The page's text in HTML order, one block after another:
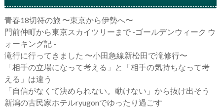
青春18切符の旅 〜東京から伊勢へ〜
門前仲町から東京スカイツリーまで -ゴールデンウィーク ウ
ォーキング記 -
滝行に行ってきました 〜小田急線新松田で滝修行〜
「相手の立場になって考える」と「相手の気持ちなって考
える」は違う
「自信がなくて決められない。動けない」から抜け出そう
新潟の古民家ホテルryugonでゆったり過ごす